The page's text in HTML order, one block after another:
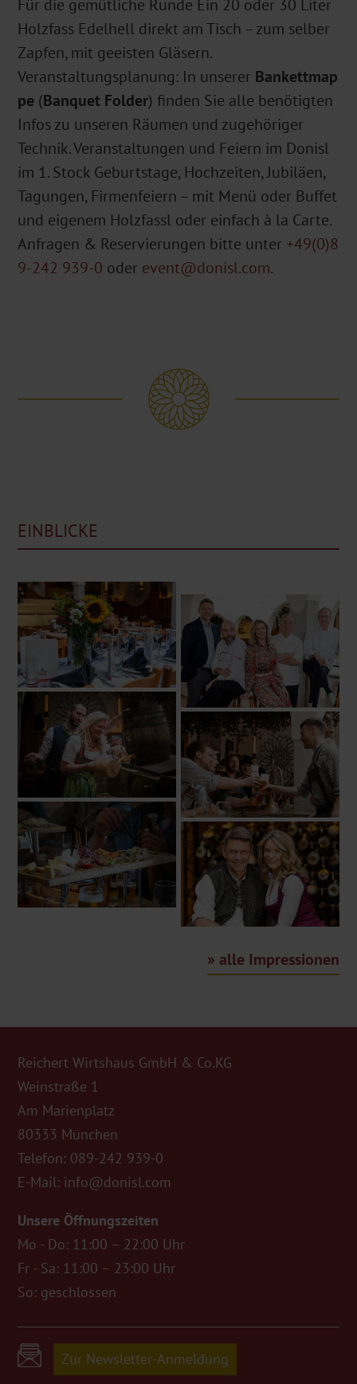
Für die gemütliche Runde Ein 20 oder 30 Liter
Holzfass Edelhell direkt am Tisch – zum selber
Zapfen, mit geeisten Gläsern.
Veranstaltungsplanung: In unserer Bankettmap
pe (Banquet Folder) finden Sie alle benötigten
Infos zu unseren Räumen und zugehöriger
Technik. Veranstaltungen und Feiern im Donisl
im 1. Stock Geburtstage, Hochzeiten, Jubiläen,
Tagungen, Firmenfeiern – mit Menü oder Buffet
und eigenem Holzfassl oder einfach à la Carte.
Anfragen & Reservierungen bitte unter +49(0)8
9-242 939-0 oder event@donisl.com.
EINBLICKE
alle Impressionen
Reichert Wirtshaus GmbH & Co.KG
Weinstraße 1
Am Marienplatz
80333 München
Telefon: 089-242 939-0
E-Mail: info@donisl.com
Unsere Öffnungszeiten
Mo - Do: 11:00 – 22:00 Uhr
Fr - Sa: 11:00 – 23:00 Uhr
So: geschlossen
Zur Newsletter-Anmeldung